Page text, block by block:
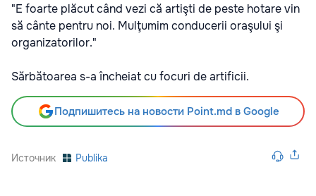
"E foarte plăcut când vezi că artişti de peste hotare vin
să cânte pentru noi. Mulţumim conducerii oraşului şi
organizatorilor."
Sărbătoarea s-a încheiat cu focuri de artificii.
Подпишитесь на новости Point.md в Google
Источник Publika